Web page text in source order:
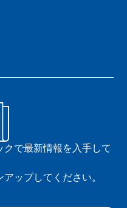
で最新情報を入手して
ップしてください。